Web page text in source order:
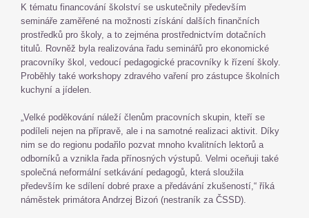
K tématu financování školství se uskutečnily především
semináře zaměřené na možnosti získání dalších finančních
prostředků pro školy, a to zejména prostřednictvím dotačních
titulů. Rovněž byla realizována řadu seminářů pro ekonomické
pracovníky škol, vedoucí pedagogické pracovníky k řízení školy.
Proběhly také workshopy zdravého vaření pro zástupce školních
kuchyní a jídelen.
„Velké poděkování náleží členům pracovních skupin, kteří se
podíleli nejen na přípravě, ale i na samotné realizaci aktivit. Díky
nim se do regionu podařilo pozvat mnoho kvalitních lektorů a
odborníků a vznikla řada přínosných výstupů. Velmi oceňuji také
společná neformální setkávání pedagogů, která sloužila
především ke sdílení dobré praxe a předávání zkušeností,“ říká
náměstek primátora Andrzej Bizoń (nestraník za ČSSD).